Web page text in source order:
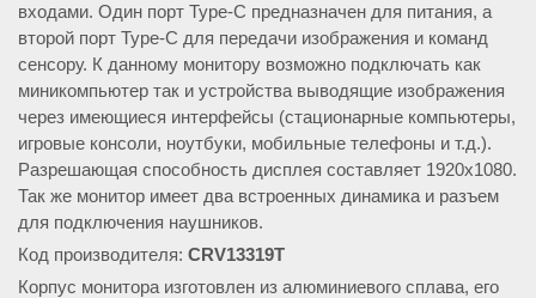
входами. Один порт Type-C предназначен для питания, а
второй порт Type-C для передачи изображения и команд
сенсору. К данному монитору возможно подключать как
миникомпьютер так и устройства выводящие изображения
через имеющиеся интерфейсы (стационарные компьютеры,
игровые консоли, ноутбуки, мобильные телефоны и т.д.).
Разрешающая способность дисплея составляет 1920x1080.
Так же монитор имеет два встроенных динамика и разъем
для подключения наушников.
Код производителя: CRV13319T
Корпус монитора изготовлен из алюминиевого сплава, его